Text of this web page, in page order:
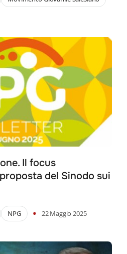
Il focus
del Sinodo sui
NPG • 22 Maggio 2025